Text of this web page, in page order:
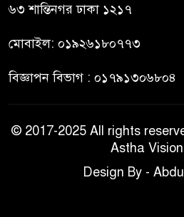
৬৩ শান্তিনগর ঢাকা ১২১৭
মোবাইল: ০১৯২৬১৮০৭৭৩
বিজ্ঞাপন বিভাগ : ০১৭৯১৩০৬৮০৪
© 2017-2025 All rights
Astha
Design By -